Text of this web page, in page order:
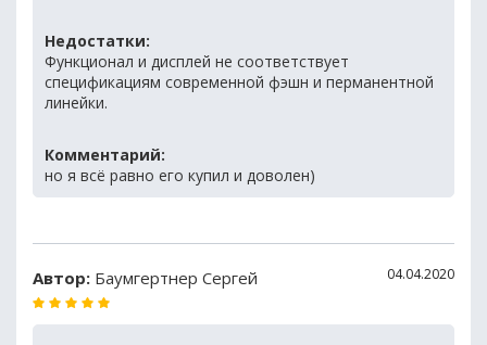
Недостатки:
Функционал и дисплей не соответствует
спецификациям современной фэшн и перманентной
линейки.
Комментарий:
но я всё равно его купил и доволен)
Автор: Баумгертнер Сергей 04.04.2020